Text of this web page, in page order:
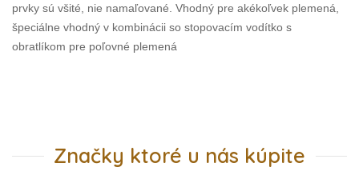
prvky sú všité, nie namaľované. Vhodný pre akékoľvek plemená,
špeciálne vhodný v kombinácii so stopovacím vodítko s
obratlíkom pre poľovné plemená
Značky ktoré u nás kúpite